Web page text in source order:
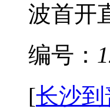
波首开
编号：
[长沙